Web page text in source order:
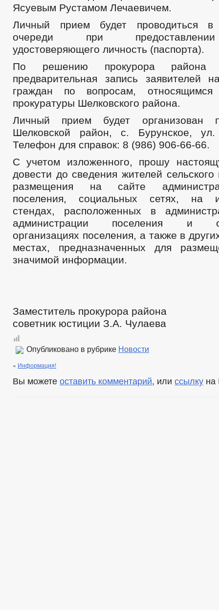
Ясуевым Рустамом Лечаевичем.
Личный прием будет проводиться в
очереди при
удостоверяющего личность (паспорта).
По решению прокурора района
предварительная запись заявителей
граждан по вопросам, относящимся
прокуратуры Шелковского района.
Личный прием будет организован
Шелковской район, с. Бурунское,
Телефон для справок: 8 (986) 906-66-66.
С учетом изложенного, прошу
довести до сведения жителей сельского
размещения на сайте
поселения, социальных сетях, на
стендах, расположенных в
администрации поселения и
организациях поселения, а также в
местах, предназначенных для
значимой информации.
Заместитель прокурора района
советник юстиции З.А. Чулаева
Опубликовано в рубрике Новости
« Информация!
Вы можете оставить комментарий, или ссылку на